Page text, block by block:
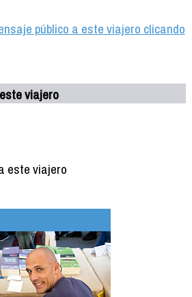
público a este viajero clicando
viajero
este viajero